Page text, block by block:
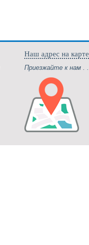
Наш адрес на карте
Приезжайте к нам .